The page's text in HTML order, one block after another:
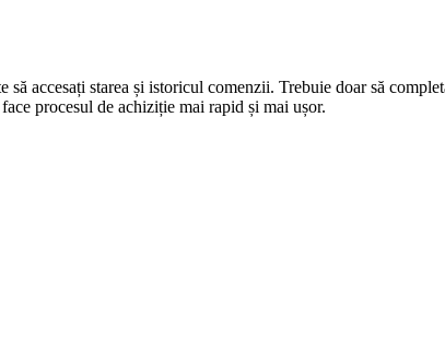
să accesați starea și istoricul comenzii. Trebuie doar să
procesul de achiziție mai rapid și mai ușor.